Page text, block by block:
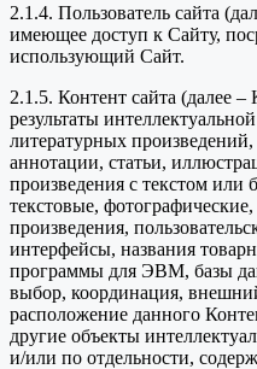
2.1.4. Пользователь сайта
имеющее доступ к Сайту,
использующий Сайт.
2.1.5. Контент сайта (далее
результаты
литературных
аннотации, статьи,
произведения с текстом или
текстовые,
произведения,
интерфейсы, названия
программы для ЭВМ, базы
выбор, координация,
расположение данного
другие объекты
и/или по отдельности,